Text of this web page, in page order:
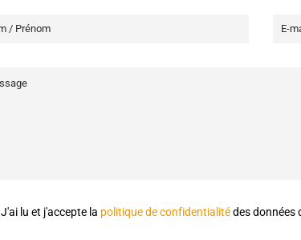
J'ai lu et j'accepte la politique de confidentialitédes données